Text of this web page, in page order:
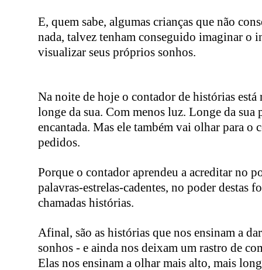
E, quem sabe, algumas crianças que não
nada, talvez tenham conseguido imaginar o
visualizar seus próprios sonhos.
Na noite de hoje o contador de histórias está
longe da sua. Com menos luz. Longe da sua
encantada. Mas ele também vai olhar para o
pedidos.
Porque o contador aprendeu a acreditar no
palavras-estrelas-cadentes, no poder destas
chamadas histórias.
Afinal, são as histórias que nos ensinam a
sonhos - e ainda nos deixam um rastro de
Elas nos ensinam a olhar mais alto, mais